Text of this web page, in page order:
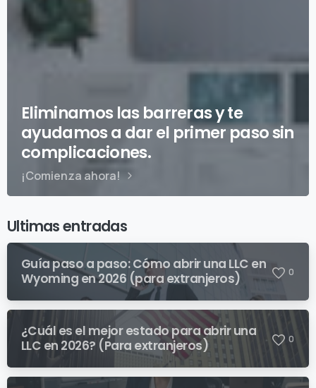
Eliminamos las barreras y te
ayudamos a dar el primer paso sin
complicaciones.
¡Comienza ahora!
Ultimas entradas
Guía paso a paso: Cómo abrir una LLC en
Wyoming en 2026 (para extranjeros)
0
¿Cuál es el mejor estado para abrir una
LLC en 2026? (Para extranjeros)
0